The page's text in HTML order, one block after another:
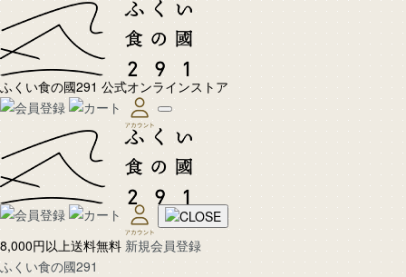
ふくい食の國291 公式オンラインストア
8,000円以上送料無料 新規会員登録
ふくい食の國291